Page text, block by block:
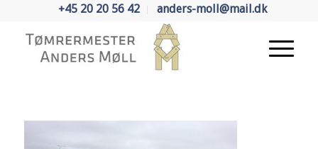
+45 20 20 56 42 anders-moll@mail.dk